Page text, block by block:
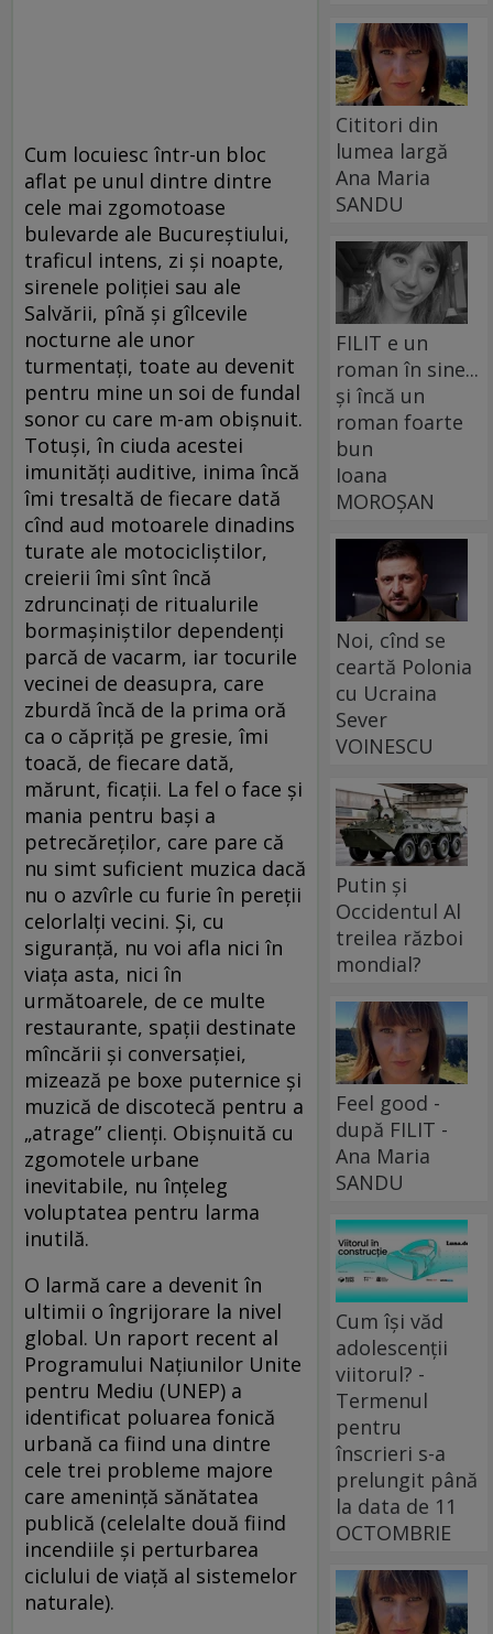
Cum locuiesc într-un bloc
aflat pe unul dintre dintre
cele mai zgomotoase
bulevarde ale Bucureștiului,
traficul intens, zi și noapte,
sirenele poliției sau ale
Salvării, pînă și gîlcevile
nocturne ale unor
turmentați, toate au devenit
pentru mine un soi de fundal
sonor cu care m-am obișnuit.
Totuși, în ciuda acestei
imunități auditive, inima încă
îmi tresaltă de fiecare dată
cînd aud motoarele dinadins
turate ale motocicliștilor,
creierii îmi sînt încă
zdruncinați de ritualurile
bormașiniștilor dependenți
parcă de vacarm, iar tocurile
vecinei de deasupra, care
zburdă încă de la prima oră
ca o căpriță pe gresie, îmi
toacă, de fiecare dată,
mărunt, ficații. La fel o face și
mania pentru bași a
petrecăreților, care pare că
nu simt suficient muzica dacă
nu o azvîrle cu furie în pereții
celorlalți vecini. Și, cu
siguranță, nu voi afla nici în
viața asta, nici în
următoarele, de ce multe
restaurante, spații destinate
mîncării și conversației,
mizează pe boxe puternice și
muzică de discotecă pentru a
„atrage” clienți. Obișnuită cu
zgomotele urbane
inevitabile, nu înțeleg
voluptatea pentru larma
inutilă.
O larmă care a devenit în
ultimii o îngrijorare la nivel
global. Un raport recent al
Programului Națiunilor Unite
pentru Mediu (UNEP) a
identificat poluarea fonică
urbană ca fiind una dintre
cele trei probleme majore
care amenință sănătatea
publică (celelalte două fiind
incendiile și perturbarea
ciclului de viață al sistemelor
naturale).
Cititori din
lumea largă
Ana Maria
SANDU
FILIT e un
roman în sine...
și încă un
roman foarte
bun
Ioana
MOROȘAN
Noi, cînd se
ceartă Polonia
cu Ucraina
Sever
VOINESCU
Putin și
Occidentul Al
treilea război
mondial?
Feel good -
după FILIT -
Ana Maria
SANDU
Cum își văd
adolescenții
viitorul? -
Termenul
pentru
înscrieri s-a
prelungit până
la data de 11
OCTOMBRIE